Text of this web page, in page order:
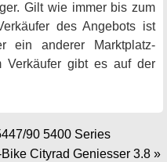
Gilt wie immer bis zum
des Angebots ist
ein anderer Marktplatz-
Verkäufer gibt es auf der
90 5400 Series
Cityrad Geniesser 3.8 »